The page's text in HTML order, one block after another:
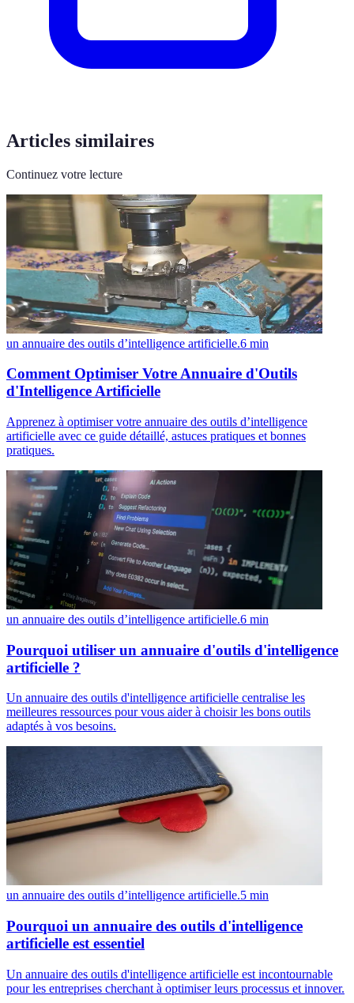
Articles similaires
Continuez votre lecture
un annuaire des outils d’intelligence artificielle.6 min
Comment Optimiser Votre Annuaire d'Outils
d'Intelligence Artificielle
Apprenez à optimiser votre annuaire des outils d’intelligence
artificielle avec ce guide détaillé, astuces pratiques et bonnes
pratiques.
un annuaire des outils d’intelligence artificielle.6 min
Pourquoi utiliser un annuaire d'outils d'intelligence
artificielle ?
Un annuaire des outils d'intelligence artificielle centralise les
meilleures ressources pour vous aider à choisir les bons outils
adaptés à vos besoins.
un annuaire des outils d’intelligence artificielle.5 min
Pourquoi un annuaire des outils d'intelligence
artificielle est essentiel
Un annuaire des outils d'intelligence artificielle est incontournable
pour les entreprises cherchant à optimiser leurs processus et innover.